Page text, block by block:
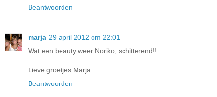
Beantwoorden
marja 29 april 2012 om 22:01
Wat een beauty weer Noriko, schitterend!!
Lieve groetjes Marja.
Beantwoorden